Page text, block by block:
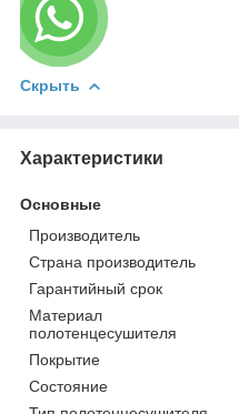
Скрыть
Характеристики
Основные
Производитель
Страна производитель
Гарантийный срок
Материал
полотенцесушителя
Покрытие
Состояние